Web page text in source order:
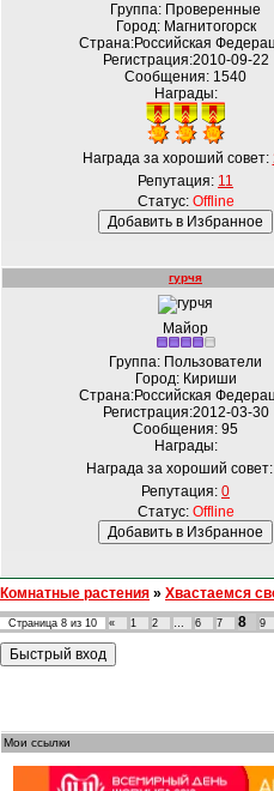
Группа: Проверенные
Город: Магнитогорск
Страна:Российская
Регистрация:2010-09-22
Сообщения: 1540
Награды:
Награда за хороший совет:
Репутация: 11
Статус: Offline
гурчя
Майор
Группа: Пользователи
Город: Кириши
Страна:Российская
Регистрация:2012-03-30
Сообщения: 95
Награды:
Награда за хороший совет:
Репутация: 0
Статус: Offline
Комнатные растения » Хвастаемся
Страница 8 из 10 « 1 2 … 6 7 8 9
Мои ссылки